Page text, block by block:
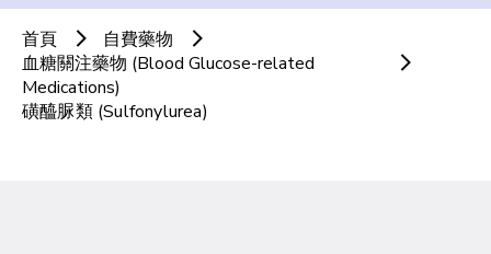
首頁
自費藥物
血糖關注藥物 (Blood Glucose-related
Medications)
磺醯脲類 (Sulfonylurea)